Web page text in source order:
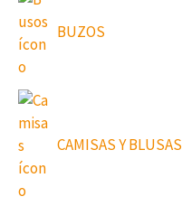
BUZOS
CAMISAS Y BLUSAS